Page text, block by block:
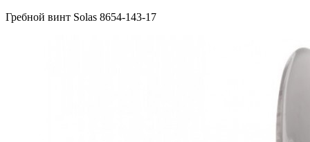
Гребной винт Solas 8654-143-17